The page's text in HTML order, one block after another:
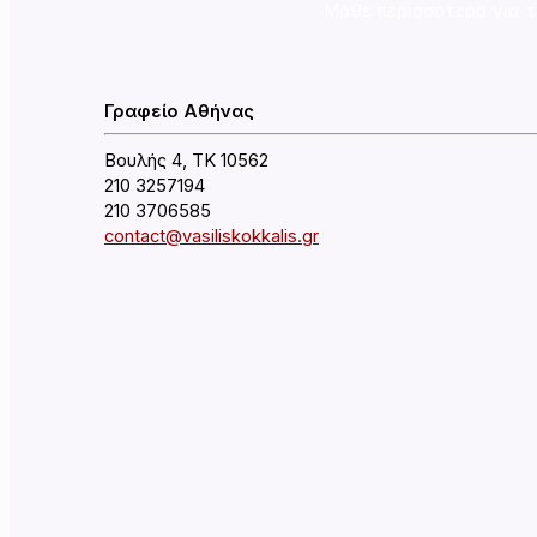
Γραφείο Αθήνας
Βουλής 4, ΤΚ 10562
210 3257194
210 3706585
contact@vasiliskokkalis.gr